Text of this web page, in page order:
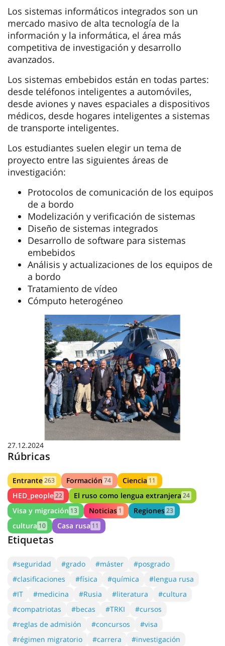
información y control
clck.ru/3SfibH
Maestría en inglés
Un estudio de dos años
Semestre de intercambio
Prácticas de verano
Los sistemas informáticos integrados son un
mercado masivo de alta tecnología de la
información y la informática, el área más
competitiva de investigación y desarrollo
avanzados.
Los sistemas embebidos están en todas partes:
desde teléfonos inteligentes a automóviles,
desde aviones y naves espaciales a dispositivos
médicos, desde hogares inteligentes a sistemas
de transporte inteligentes.
Los estudiantes suelen elegir un tema de
proyecto entre las siguientes áreas de
investigación:
Protocolos de comunicación de los equipos
de a bordo
Modelización y verificación de sistemas
Diseño de sistemas integrados
Desarrollo de software para sistemas
embebidos
Análisis y actualizaciones de los equipos de
a bordo
Tratamiento de vídeo
Cómputo heterogéneo
27.12.2024
Rúbricas
Entrante263 Formación Ciencia
HED_people22 El ruso como lengua extranjera
Visa y migración 13 Noticias1 Regiones
cultura10 Casa rusa 11